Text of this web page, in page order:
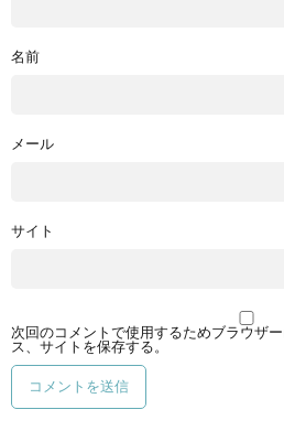
名前
メール
サイト
次回のコメントで使用するためブラウザ
ス、サイトを保存する。